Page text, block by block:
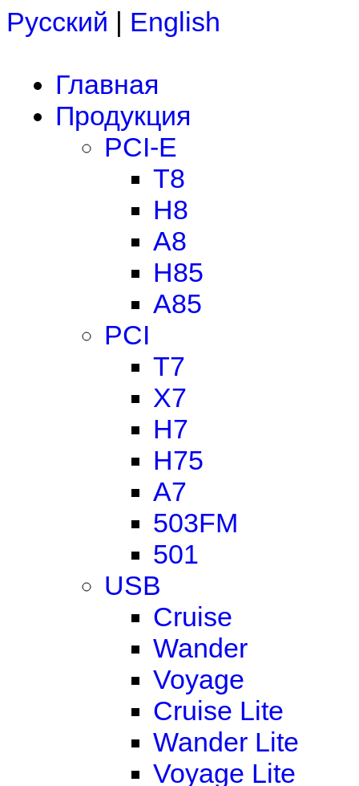
Русский | English
Главная
Продукция
PCI-E
T8
H8
A8
H85
A85
PCI
T7
X7
H7
H75
A7
503FM
501
USB
Cruise
Wander
Voyage
Cruise Lite
Wander Lite
Voyage Lite